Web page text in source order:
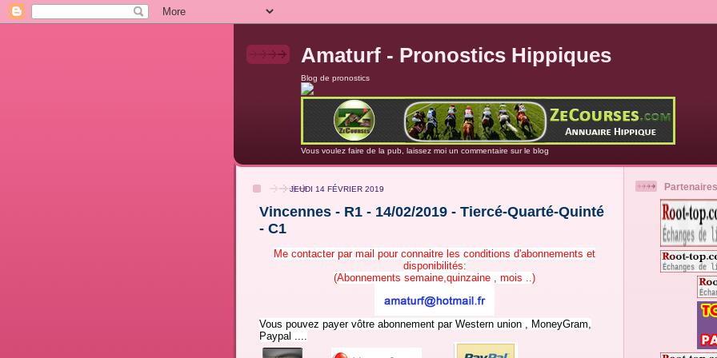
Amaturf - Pronostics Hippiques
Blog de pronostics
Vous voulez faire de la pub, laissez moi un commentaire sur le blog
JEUDI 14 FÉVRIER 2019
Vincennes - R1 - 14/02/2019 - Tiercé-Quarté-Quinté
- C1
Me contacter par mail pour connaitre les conditions d'abonnements et
disponibilités:
(Abonnements semaine,quinzaine , mois ..)
Vous pouvez payer vôtre abonnement par Western union , MoneyGram,
Paypal ....
Partenaires